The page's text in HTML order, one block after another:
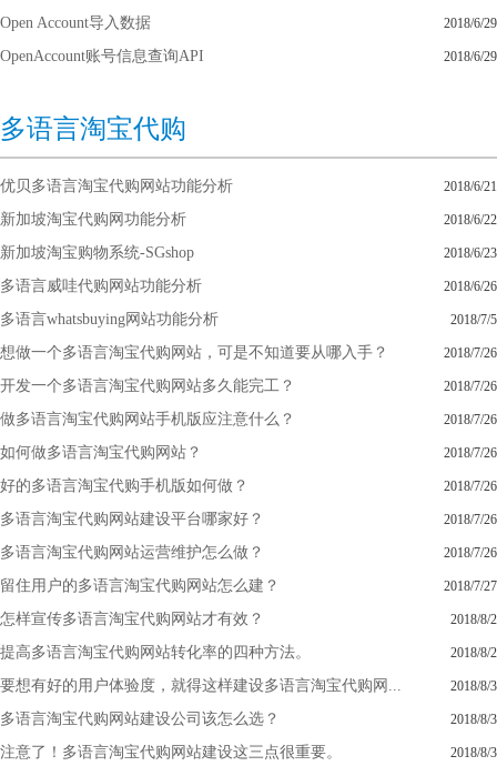
Open Account导入数据 2018/6/29
OpenAccount账号信息查询API 2018/6/29
多语言淘宝代购
优贝多语言淘宝代购网站功能分析 2018/6/21
新加坡淘宝代购网功能分析 2018/6/22
新加坡淘宝购物系统-SGshop 2018/6/23
多语言威哇代购网站功能分析 2018/6/26
多语言whatsbuying网站功能分析 2018/7/5
想做一个多语言淘宝代购网站，可是不知道要从哪入手？ 2018/7/26
开发一个多语言淘宝代购网站多久能完工？ 2018/7/26
做多语言淘宝代购网站手机版应注意什么？ 2018/7/26
如何做多语言淘宝代购网站？ 2018/7/26
好的多语言淘宝代购手机版如何做？ 2018/7/26
多语言淘宝代购网站建设平台哪家好？ 2018/7/26
多语言淘宝代购网站运营维护怎么做？ 2018/7/26
留住用户的多语言淘宝代购网站怎么建？ 2018/7/27
怎样宣传多语言淘宝代购网站才有效？ 2018/8/2
提高多语言淘宝代购网站转化率的四种方法。 2018/8/2
要想有好的用户体验度，就得这样建设多语言淘宝代购网... 2018/8/3
多语言淘宝代购网站建设公司该怎么选？ 2018/8/3
注意了！多语言淘宝代购网站建设这三点很重要。 2018/8/3